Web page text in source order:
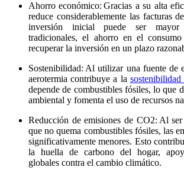
Ahorro económico: Gracias a su alta
reduce considerablemente las facturas
inversión inicial puede ser
tradicionales, el ahorro en el
recuperar la inversión en un plazo
Sostenibilidad: Al utilizar una fuente de
aerotermia contribuye a la sostenibilidad
depende de combustibles fósiles, lo que
ambiental y fomenta el uso de recursos
Reducción de emisiones de CO2: Al
que no quema combustibles fósiles, las
significativamente menores. Esto
la huella de carbono del hogar,
globales contra el cambio climático.